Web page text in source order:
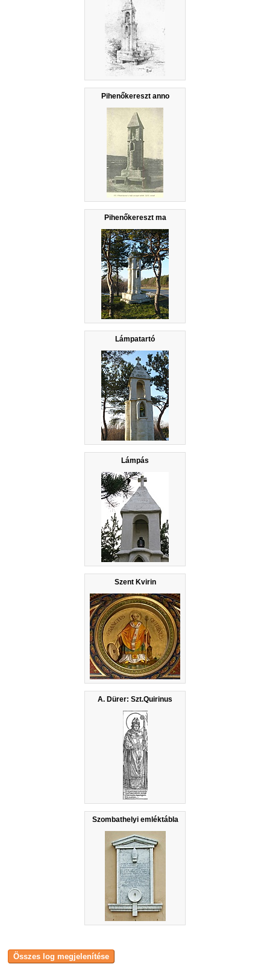
Pihenőkereszt anno
Pihenőkereszt ma
Lámpatartó
Lámpás
Szent Kvirin
A. Dürer: Szt.Quirinus
Szombathelyi emléktábla